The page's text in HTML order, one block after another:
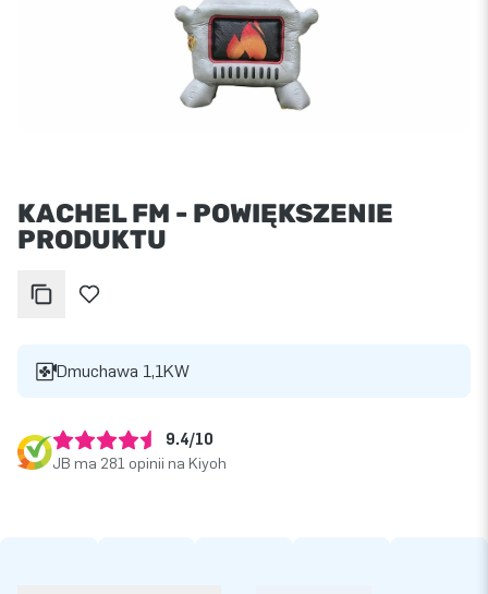
KACHEL FM - POWIĘKSZENIE
PRODUKTU
Dmuchawa 1,1KW
9.4/10
JB ma 281 opinii na Kiyoh